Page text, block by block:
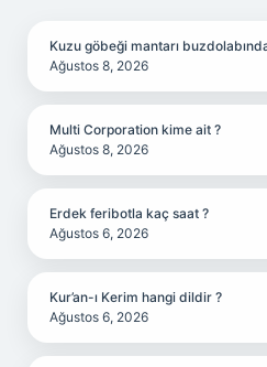
Kuzu göbeği mantarı
Ağustos 8, 2026
Multi Corporation kime ait ?
Ağustos 8, 2026
Erdek feribotla kaç saat ?
Ağustos 6, 2026
Kur’an-ı Kerim hangi dildir ?
Ağustos 6, 2026